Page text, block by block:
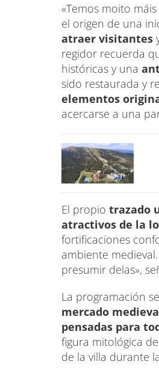
«Temos moito
el origen de una
atraer visitantes
regidor recuerda
históricas y una
sido restaurada y
elementos
acercarse a una
El propio trazado
atractivos de la
fortificaciones
ambiente
presumir delas»,
La programación
mercado
pensadas para
figura mitológica
de la villa durante